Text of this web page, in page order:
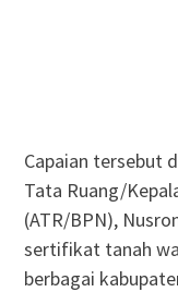
Capaian tersebut
Tata Ruang/
(ATR/BPN),
sertifikat tanah
berbagai